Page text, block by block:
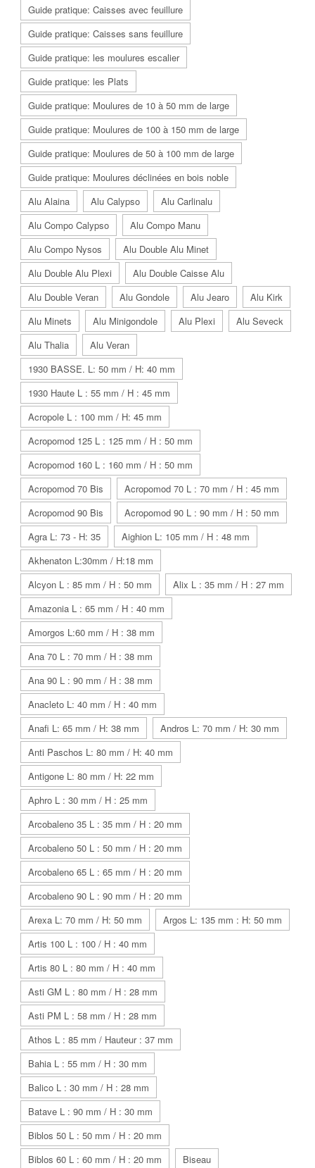
Guide pratique: Caisses avec feuillure
Guide pratique: Caisses sans feuillure
Guide pratique: les moulures escalier
Guide pratique: les Plats
Guide pratique: Moulures de 10 à 50 mm de large
Guide pratique: Moulures de 100 à 150 mm de large
Guide pratique: Moulures de 50 à 100 mm de large
Guide pratique: Moulures déclinées en bois noble
Alu Alaina
Alu Calypso
Alu Carlinalu
Alu Compo Calypso
Alu Compo Manu
Alu Compo Nysos
Alu Double Alu Minet
Alu Double Alu Plexi
Alu Double Caisse Alu
Alu Double Veran
Alu Gondole Alu Jearo
Alu Kirk
Alu Minets
Alu Minigondole Alu Plexi
Alu Seveck
Alu Thalia
Alu Veran
1930 BASSE. L: 50 mm / H: 40 mm
1930 Haute L : 55 mm / H : 45 mm
Acropole L : 100 mm / H: 45 mm
Acropomod 125 L : 125 mm / H : 50 mm
Acropomod 160 L : 160 mm / H : 50 mm
Acropomod 70 Bis
Acropomod 70 L : 70 mm / H : 45 mm
Acropomod 90 Bis
Acropomod 90 L : 90 mm / H : 50 mm
Agra L: 73 - H: 35
Aighion L: 105 mm / H : 48 mm
Akhenaton L:30mm / H:18 mm
Alcyon L : 85 mm / H : 50 mm
Alix L : 35 mm / H : 27 mm
Amazonia L : 65 mm / H : 40 mm
Amorgos L:60 mm / H : 38 mm
Ana 70 L : 70 mm / H : 38 mm
Ana 90 L : 90 mm / H : 38 mm
Anacleto L: 40 mm / H : 40 mm
Anafi L: 65 mm / H: 38 mm
Andros L: 70 mm / H: 30 mm
Anti Paschos L: 80 mm / H: 40 mm
Antigone L: 80 mm / H: 22 mm
Aphro L : 30 mm / H : 25 mm
Arcobaleno 35 L : 35 mm / H : 20 mm
Arcobaleno 50 L : 50 mm / H : 20 mm
Arcobaleno 65 L : 65 mm / H : 20 mm
Arcobaleno 90 L : 90 mm / H : 20 mm
Arexa L: 70 mm / H: 50 mm
Argos L: 135 mm : H: 50 mm
Artis 100 L : 100 / H : 40 mm
Artis 80 L : 80 mm / H : 40 mm
Asti GM L : 80 mm / H : 28 mm
Asti PM L : 58 mm / H : 28 mm
Athos L : 85 mm / Hauteur : 37 mm
Bahia L : 55 mm / H : 30 mm
Balico L : 30 mm / H : 28 mm
Batave L : 90 mm / H : 30 mm
Biblos 50 L : 50 mm / H : 20 mm
Biblos 60 L : 60 mm / H : 20 mm
Biseau